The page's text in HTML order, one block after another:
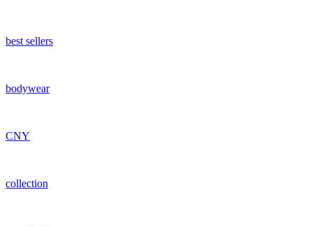
best sellers
bodywear
CNY
collection